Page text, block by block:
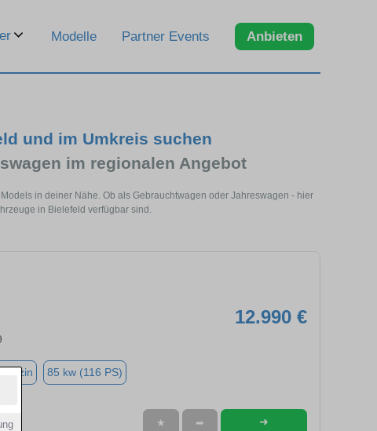
Modelle Partner Events Anbieten
und im Umkreis suchen
im regionalen Angebot
in deiner Nähe. Ob als Gebrauchtwagen oder Jahreswagen - hier
in Bielefeld verfügbar sind.
12.990 €
Benzin 85 kw (116 PS)
★ ➦ ➜